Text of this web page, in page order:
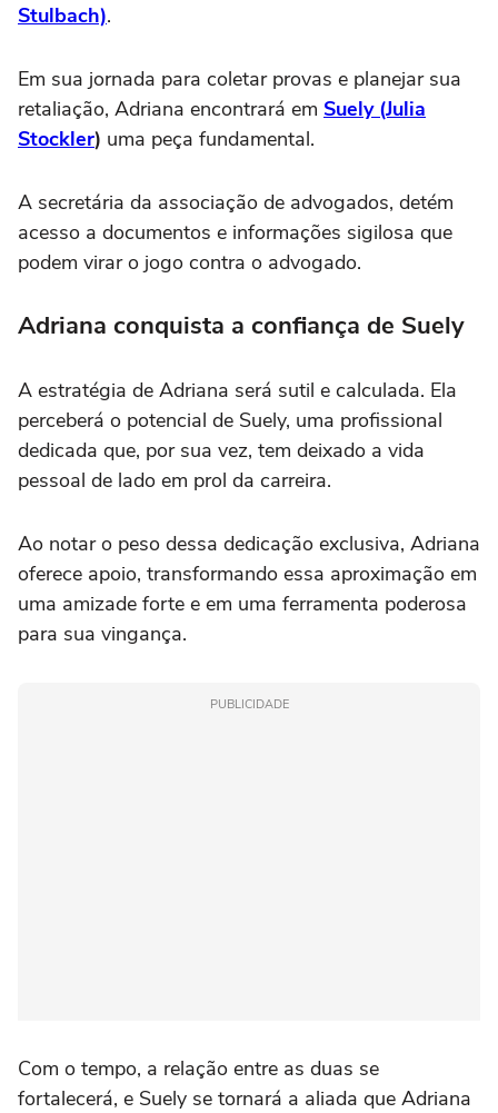
Stulbach).
Em sua jornada para coletar provas e planejar sua
retaliação, Adriana encontrará em Suely (Julia
Stockler) uma peça fundamental.
A secretária da associação de advogados, detém
acesso a documentos e informações sigilosa que
podem virar o jogo contra o advogado.
Adriana conquista a confiança de Suely
A estratégia de Adriana será sutil e calculada. Ela
perceberá o potencial de Suely, uma profissional
dedicada que, por sua vez, tem deixado a vida
pessoal de lado em prol da carreira.
Ao notar o peso dessa dedicação exclusiva, Adriana
oferece apoio, transformando essa aproximação em
uma amizade forte e em uma ferramenta poderosa
para sua vingança.
PUBLICIDADE
Com o tempo, a relação entre as duas se
fortalecerá, e Suely se tornará a aliada que Adriana